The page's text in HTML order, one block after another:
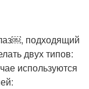
для глаз
подходящий
двух типов:
используются